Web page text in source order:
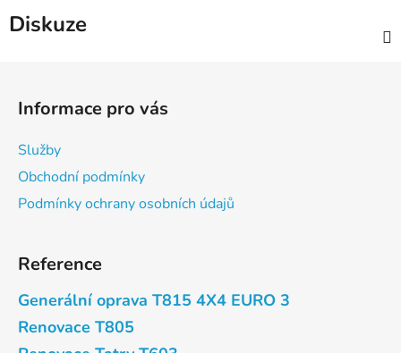
Diskuze
Informace pro vás
Služby
Obchodní podmínky
Podmínky ochrany osobních údajů
Reference
Generální oprava T815 4X4 EURO 3
Renovace T805